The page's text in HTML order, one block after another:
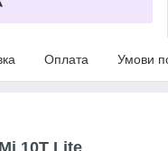
Оплата Умови
10T Lite